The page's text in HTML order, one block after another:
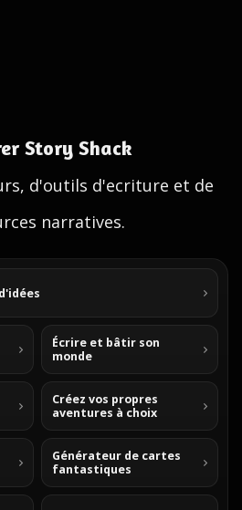
Story Shack
d'outils d'ecriture et de
narratives.
Écrire et bâtir son
monde
Créez vos propres
aventures à choix
Générateur de cartes
fantastiques